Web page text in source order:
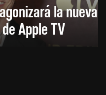
la nueva
Apple TV